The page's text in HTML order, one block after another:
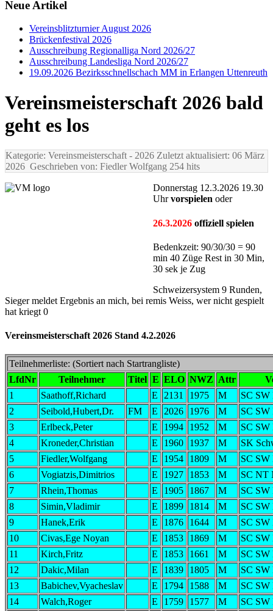
Neue Artikel
Vereinsblitzturnier August 2026
Brückenfestival 2026
Ausschreibung Regionalliga Nord 2026/27
Ausschreibung Landesliga Nord 2026/27
19.09.2026 Bezirksschnellschach MM in Erlangen Uttenreuth
Vereinsmeisterschaft 2026 bald
geht es los
Kategorie: Vereinsmeisterschaft - 2026 Zuletzt aktualisiert: 06 März
2026 Geschrieben von: Fiedler Wolfgang 254 hits
Donnerstag 12.3.2026 19.30
Uhrvorspielen oder
26.3.2026 offiziell spielen
Bedenkzeit: 90/30/30 = 90
min 40 Züge Rest in 30 Min,
30 sek je Zug
Schweizersystem 9 Runden,
Sieger meldet Ergebnis an mich, bei remis Weiss, wer nicht gespielt
hat kriegt 0
Vereinsmeisterschaft 2026 Stand 4.2.2026
Teilnehmerliste: (Sortiert nach Startrangliste)
LfdNr
Teilnehmer Titel E ELO NWZ Attr
1
Saathoff,Richard E 2131 1975 M
SC SW
2
Seibold,Hubert,Dr. FM E 2026 1976 M
SC SW
3
Erlbeck,Peter E 1994 1952 M
SC SW
4
Kroneder,Christian E 1960 1937 M
SK
5
Fiedler,Wolfgang E 1954 1809 M
SC SW
6
Vogiatzis,Dimitrios E 1927 1853 M
SC NT
7
Rhein,Thomas E 1905 1867 M
SC SW
8
Simin,Vladimir E 1899 1814 M
SC SW
9
Hanek,Erik E 1876 1644 M
SC SW
10
Civas,Ege Noyan E 1853 1869 M
SC SW
11
Kirch,Fritz E 1853 1661 M
SC SW
12
Dakic,Milan E 1839 1805 M
SC SW
13
Babichev,Vyacheslav E 1794 1588 M
SC SW
14
Walch,Roger E 1759 1577 M SC SW